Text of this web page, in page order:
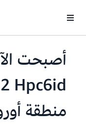
منطقة